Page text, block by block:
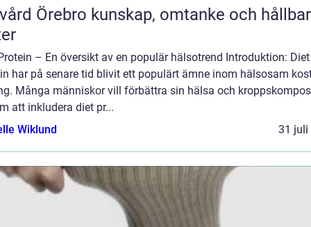
kunskap, omtanke och hållbara
– En översikt av en populär hälsotrend Introduktion: Diet
har på senare tid blivit ett populärt ämne inom hälsosam
Många människor vill förbättra sin hälsa och
att inkludera diet pr...
Wiklund
31 juli